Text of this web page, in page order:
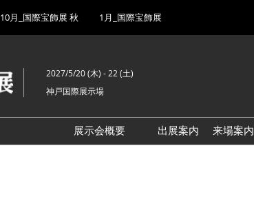
10月_国際宝飾展 秋 1月_国際宝飾展
2027/5/20 (木) - 22 (土)
神戸国際展示場
展示会概要
出展案内
来場案内